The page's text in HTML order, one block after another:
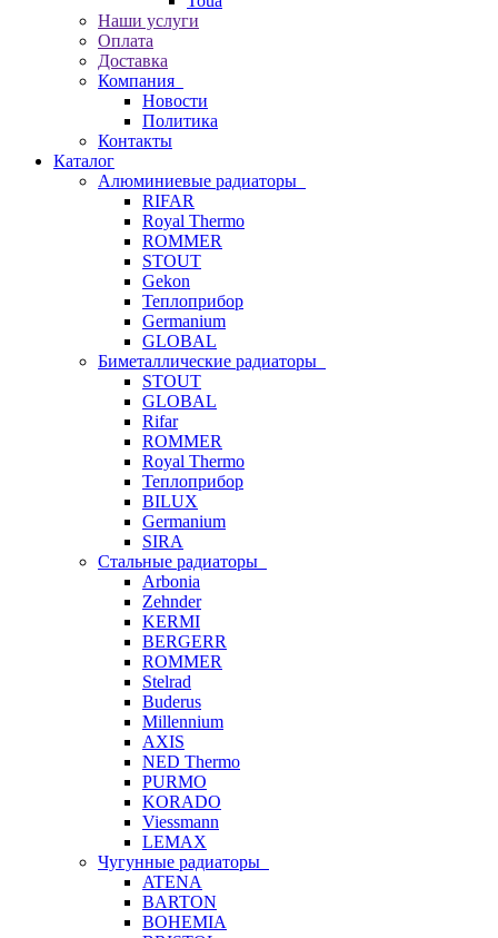
Наши услуги
Оплата
Доставка
Компания
Новости
Политика
Контакты
Каталог
Алюминиевые радиаторы
RIFAR
Royal Thermo
ROMMER
STOUT
Gekon
Теплоприбор
Germanium
GLOBAL
Биметаллические радиаторы
STOUT
GLOBAL
Rifar
ROMMER
Royal Thermo
Теплоприбор
BILUX
Germanium
SIRA
Стальные радиаторы
Arbonia
Zehnder
KERMI
BERGERR
ROMMER
Stelrad
Buderus
Millennium
AXIS
NED Thermo
PURMO
KORADO
Viessmann
LEMAX
Чугунные радиаторы
ATENA
BARTON
BOHEMIA